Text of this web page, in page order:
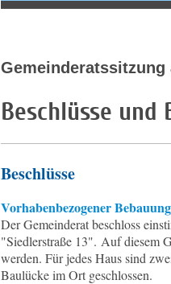
Gemeinderatssitzung
Beschlüsse und
Beschlüsse
Vorhabenbezogener
Der Gemeinderat beschloss
"Siedlerstraße 13". Auf diesem
werden. Für jedes Haus sind
Baulücke im Ort geschlossen.